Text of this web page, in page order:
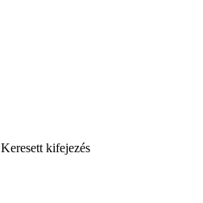
Keresett kifejezés